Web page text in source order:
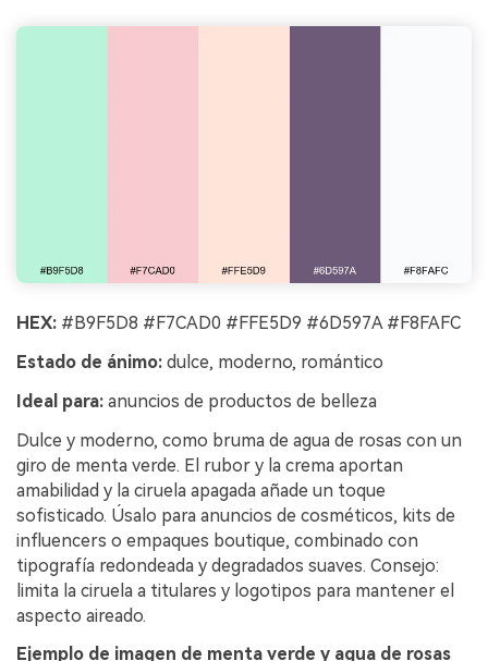
HEX: #B9F5D8 #F7CAD0 #FFE5D9 #6D597A #F8FAFC
Estado de ánimo: dulce, moderno, romántico
Ideal para: anuncios de productos de belleza
Dulce y moderno, como bruma de agua de rosas con un
giro de menta verde. El rubor y la crema aportan
amabilidad y la ciruela apagada añade un toque
sofisticado. Úsalo para anuncios de cosméticos, kits de
influencers o empaques boutique, combinado con
tipografía redondeada y degradados suaves. Consejo:
limita la ciruela a titulares y logotipos para mantener el
aspecto aireado.
Ejemplo de imagen de menta verde y agua de rosas